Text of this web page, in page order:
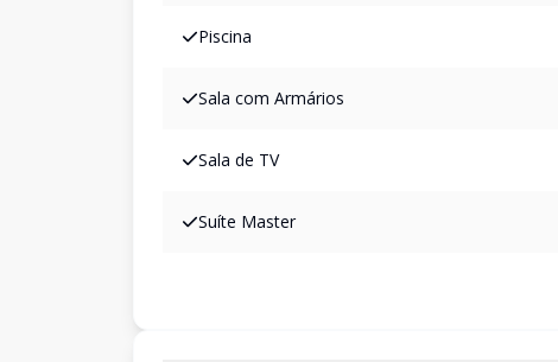
Piscina
Sala com Armários
Sala de TV
Suíte Master